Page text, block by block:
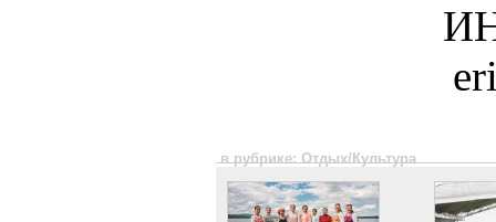
в рубрике: Отдых/Культура